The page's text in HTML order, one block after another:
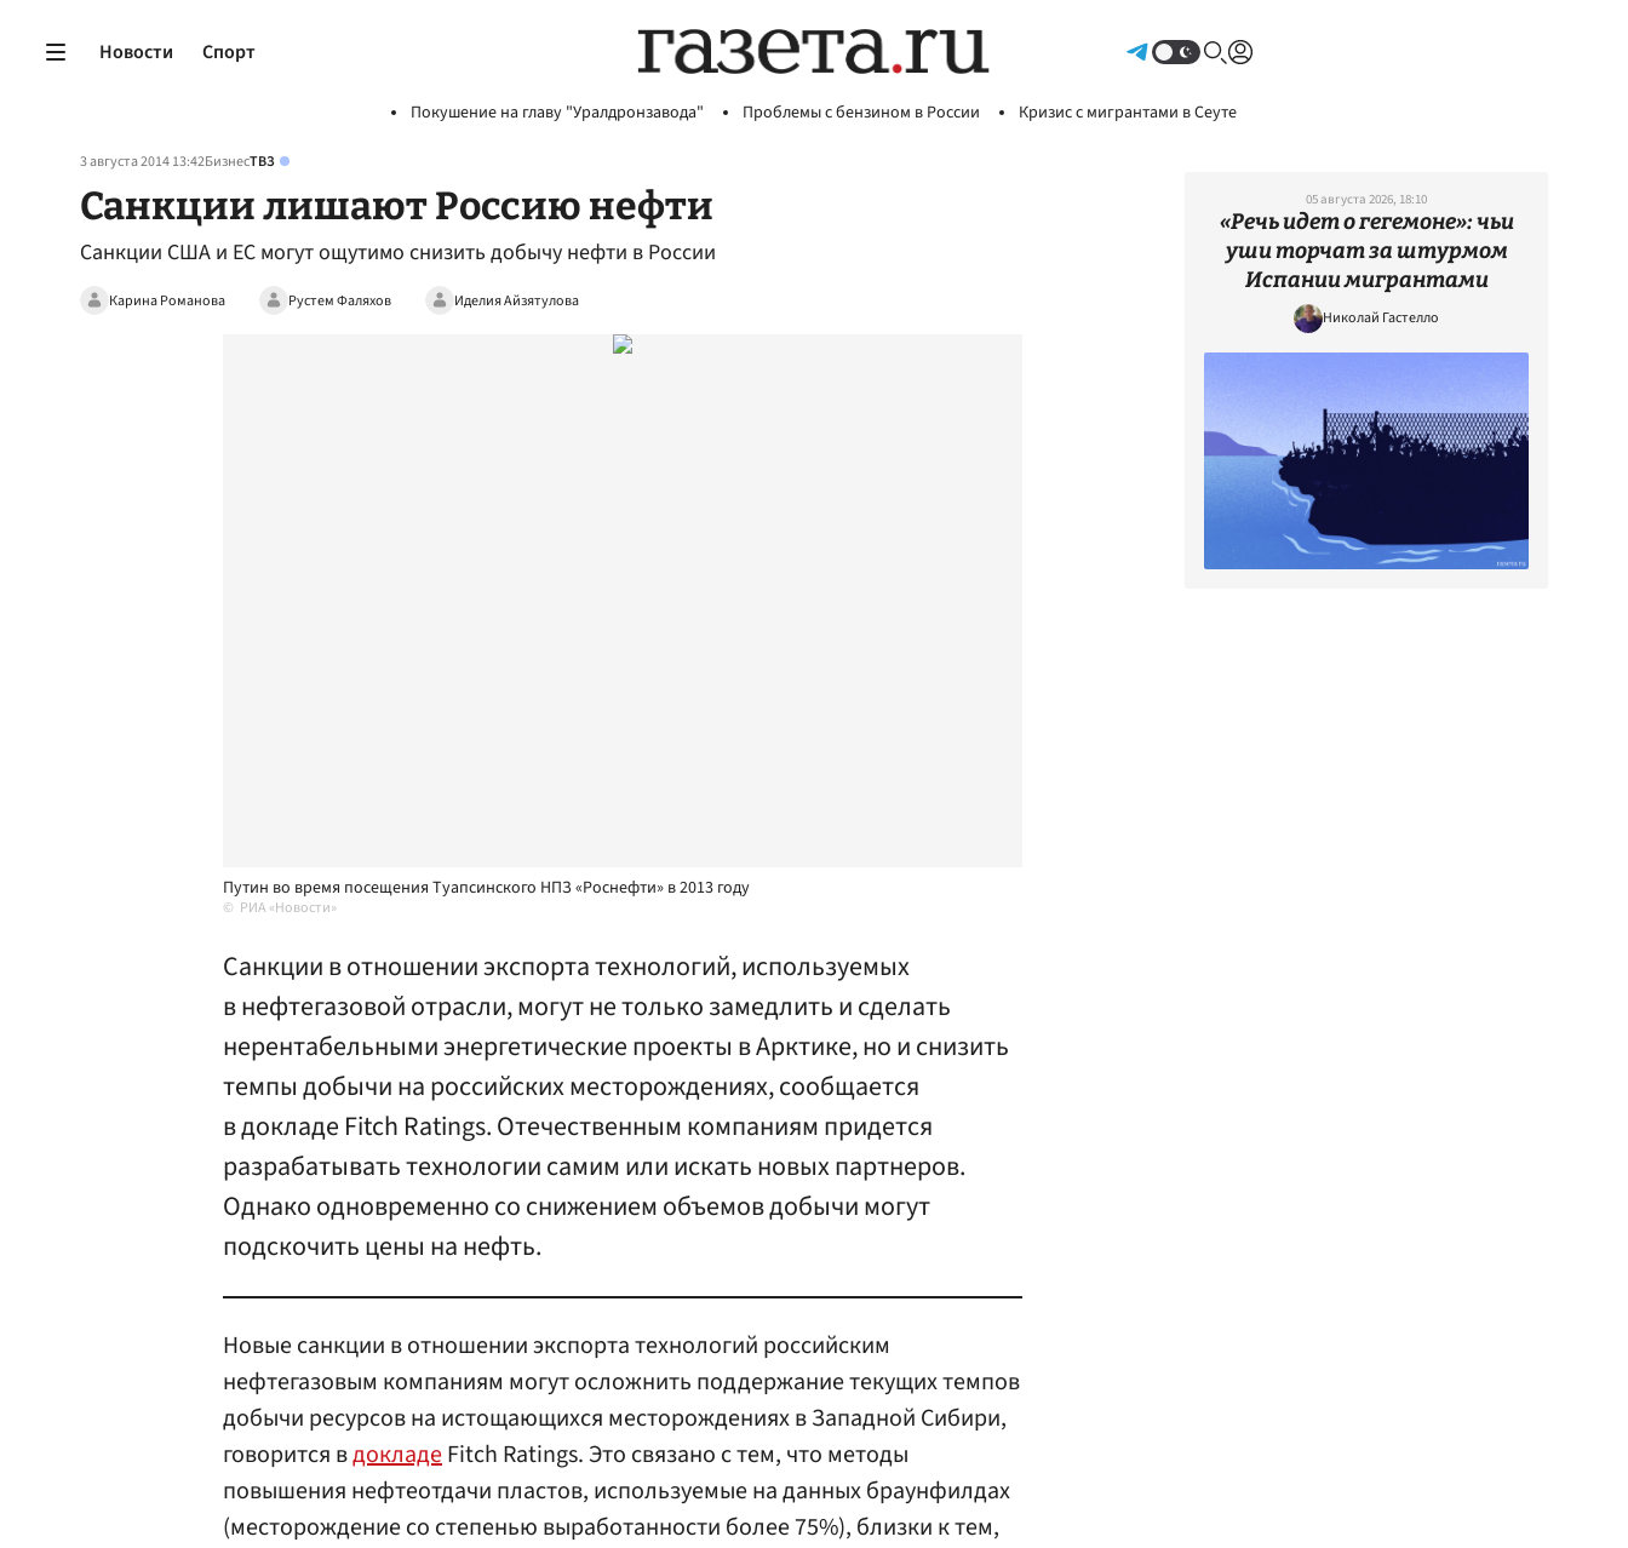
Новости Спорт
Покушение на главу "Уралдронзавода" Проблемы с бензином в России Кризис с мигрантами в Сеуте
3 августа 2014 13:42БизнесТВЗ
Санкции лишают Россию нефти
Санкции США и ЕС могут ощутимо снизить добычу нефти в России
Карина Романова Рустем Фаляхов Иделия Айзятулова
Путин во время посещения Туапсинского НПЗ «Роснефти» в 2013 году
РИА «Новости»
Санкции в отношении экспорта технологий, используемых
в нефтегазовой отрасли, могут не только замедлить и сделать
нерентабельными энергетические проекты в Арктике, но и снизить
темпы добычи на российских месторождениях, сообщается
в докладе Fitch Ratings. Отечественным компаниям придется
разрабатывать технологии самим или искать новых партнеров.
Однако одновременно со снижением объемов добычи могут
подскочить цены на нефть.
Новые санкции в отношении экспорта технологий российским
нефтегазовым компаниям могут осложнить поддержание текущих темпов
добычи ресурсов на истощающихся месторождениях в Западной Сибири,
говорится вдокладеFitch Ratings. Это связано с тем, что методы
повышения нефтеотдачи пластов, используемые на данных браунфилдах
(месторождение со степенью выработанности более 75%), близки к тем,
05 августа 2026, 18:10
«Речь идет о гегемоне»: чьи
уши торчат за штурмом
Испании мигрантами
Николай Гастелло